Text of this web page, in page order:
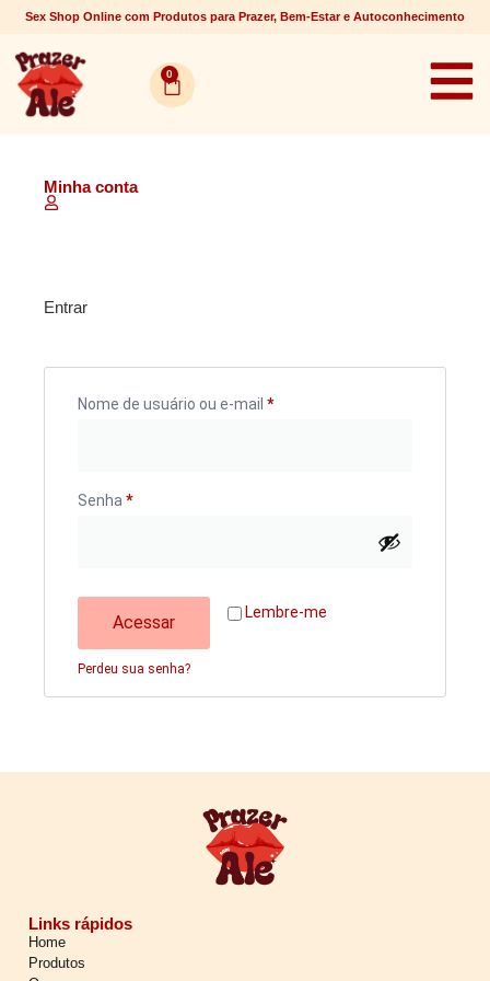
Sex Shop Online com Produtos para Prazer, Bem-Estar e Autoconhecimento
0
Minha conta
Entrar
Nome de usuário ou e-mail *
Senha *
Lembre-me
Acessar
Perdeu sua senha?
Links rápidos
Home
Produtos